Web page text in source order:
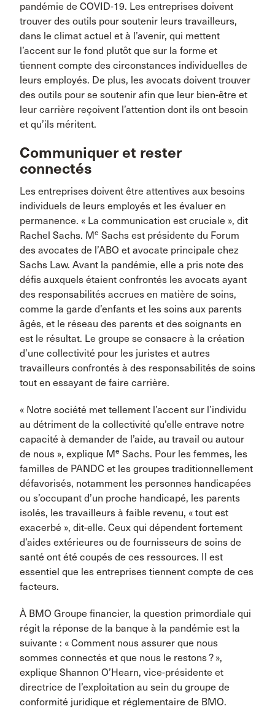
pandémie de COVID-19. Les entreprises doivent
trouver des outils pour soutenir leurs travailleurs,
dans le climat actuel et à l’avenir, qui mettent
l’accent sur le fond plutôt que sur la forme et
tiennent compte des circonstances individuelles de
leurs employés. De plus, les avocats doivent trouver
des outils pour se soutenir afin que leur bien-être et
leur carrière reçoivent l’attention dont ils ont besoin
et qu’ils méritent.
Communiquer et rester
connectés
Les entreprises doivent être attentives aux besoins
individuels de leurs employés et les évaluer en
permanence. « La communication est cruciale », dit
Rachel Sachs. Me Sachs est présidente du Forum
des avocates de l’ABO et avocate principale chez
Sachs Law. Avant la pandémie, elle a pris note des
défis auxquels étaient confrontés les avocats ayant
des responsabilités accrues en matière de soins,
comme la garde d’enfants et les soins aux parents
âgés, et le réseau des parents et des soignants en
est le résultat. Le groupe se consacre à la création
d’une collectivité pour les juristes et autres
travailleurs confrontés à des responsabilités de soins
tout en essayant de faire carrière.
« Notre société met tellement l’accent sur l’individu
au détriment de la collectivité qu’elle entrave notre
capacité à demander de l’aide, au travail ou autour
de nous », explique Me Sachs. Pour les femmes, les
familles de PANDC et les groupes traditionnellement
défavorisés, notamment les personnes handicapées
ou s’occupant d’un proche handicapé, les parents
isolés, les travailleurs à faible revenu, « tout est
exacerbé », dit-elle. Ceux qui dépendent fortement
d’aides extérieures ou de fournisseurs de soins de
santé ont été coupés de ces ressources. Il est
essentiel que les entreprises tiennent compte de ces
facteurs.
À BMO Groupe financier, la question primordiale qui
régit la réponse de la banque à la pandémie est la
suivante : « Comment nous assurer que nous
sommes connectés et que nous le restons ? »,
explique Shannon O’Hearn, vice-présidente et
directrice de l’exploitation au sein du groupe de
conformité juridique et réglementaire de BMO.